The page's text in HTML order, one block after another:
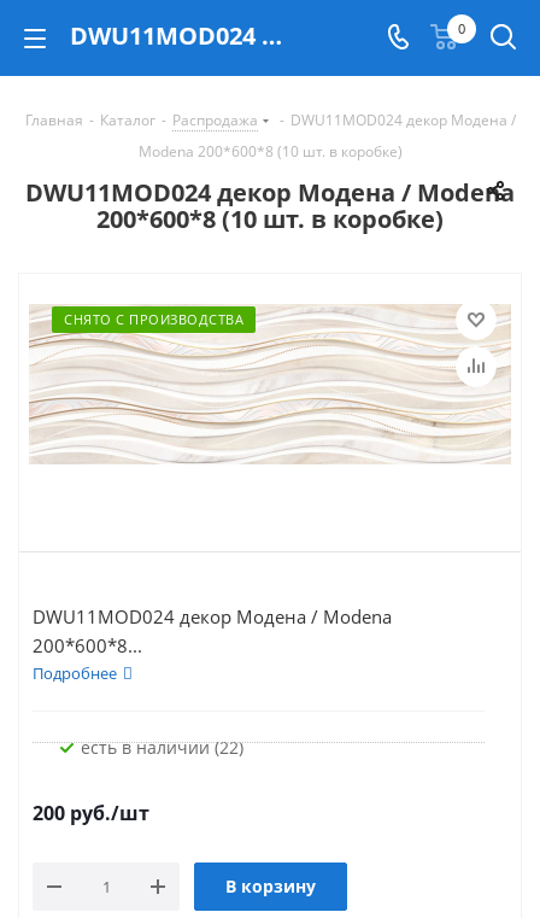
DWU11MOD024 декор Модена / Modena 200*600*8 (10 шт. в коробке) - купить в Екатеринбурге 0
Главная - Каталог - Распродажа - DWU11MOD024 декор Модена /
Modena 200*600*8 (10 шт. в коробке)
DWU11MOD024 декор Модена / Modena
200*600*8 (10 шт. в коробке)
СНЯТО С ПРОИЗВОДСТВА
DWU11MOD024 декор Модена / Modena
200*600*8...
Подробнее
Есть в наличии (22)
200 руб./шт
В корзину